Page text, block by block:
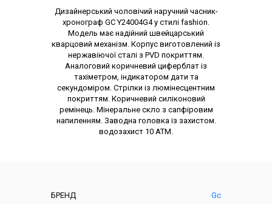
БРЕНД Gc
Опис товару
Дизайнерський чоловічий наручний часник-
хронограф GC Y24004G4 у стилі fashion.
Модель має надійний швейцарський
кварцовий механізм. Корпус виготовлений із
нержавіючої сталі з PVD покриттям.
Аналоговий коричневий циферблат із
тахіметром, індикатором дати та
секундоміром. Стрілки із люмінесцентним
покриттям. Коричневий силіконовий
ремінець. Мінеральне скло з сапфіровим
напиленням. Заводна головка із захистом.
водозахист 10 АТМ.